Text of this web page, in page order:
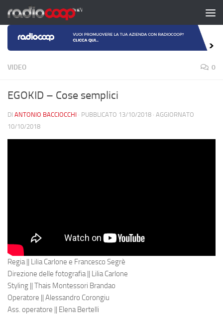
Salta al contenuto
VIDEO 0
EGOKID – Cose semplici
DI ANTONIO BACCIOCCHI · PUBBLICATO 13/10/2018 · AGGIORNATO
10/10/2018
Regia || Lilia Carlone e Francesco Segrè
Direzione delle fotografia || Lilia Carlone
Styling || Thais Montessori Brandao
Operatore || Alessandro Corongiu
Ass. operatore || Elena Bertelli